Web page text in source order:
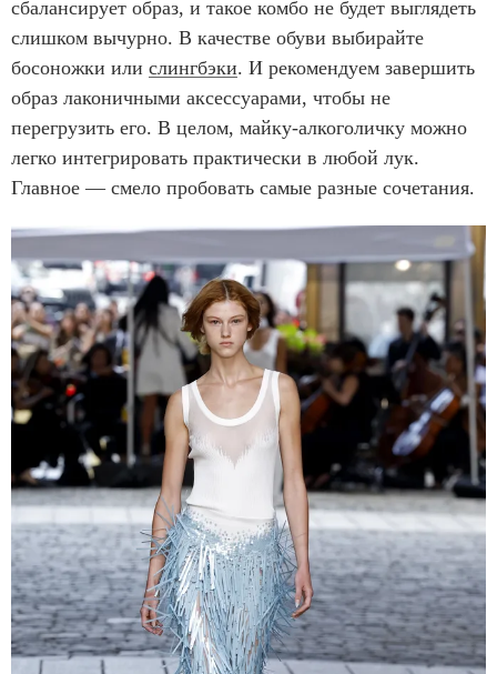
сбалансирует образ, и такое комбо не будет выглядеть
слишком вычурно. В качестве обуви выбирайте
босоножки или слингбэки. И рекомендуем завершить
образ лаконичными аксессуарами, чтобы не
перегрузить его. В целом, майку-алкоголичку можно
легко интегрировать практически в любой лук.
Главное — смело пробовать самые разные сочетания.